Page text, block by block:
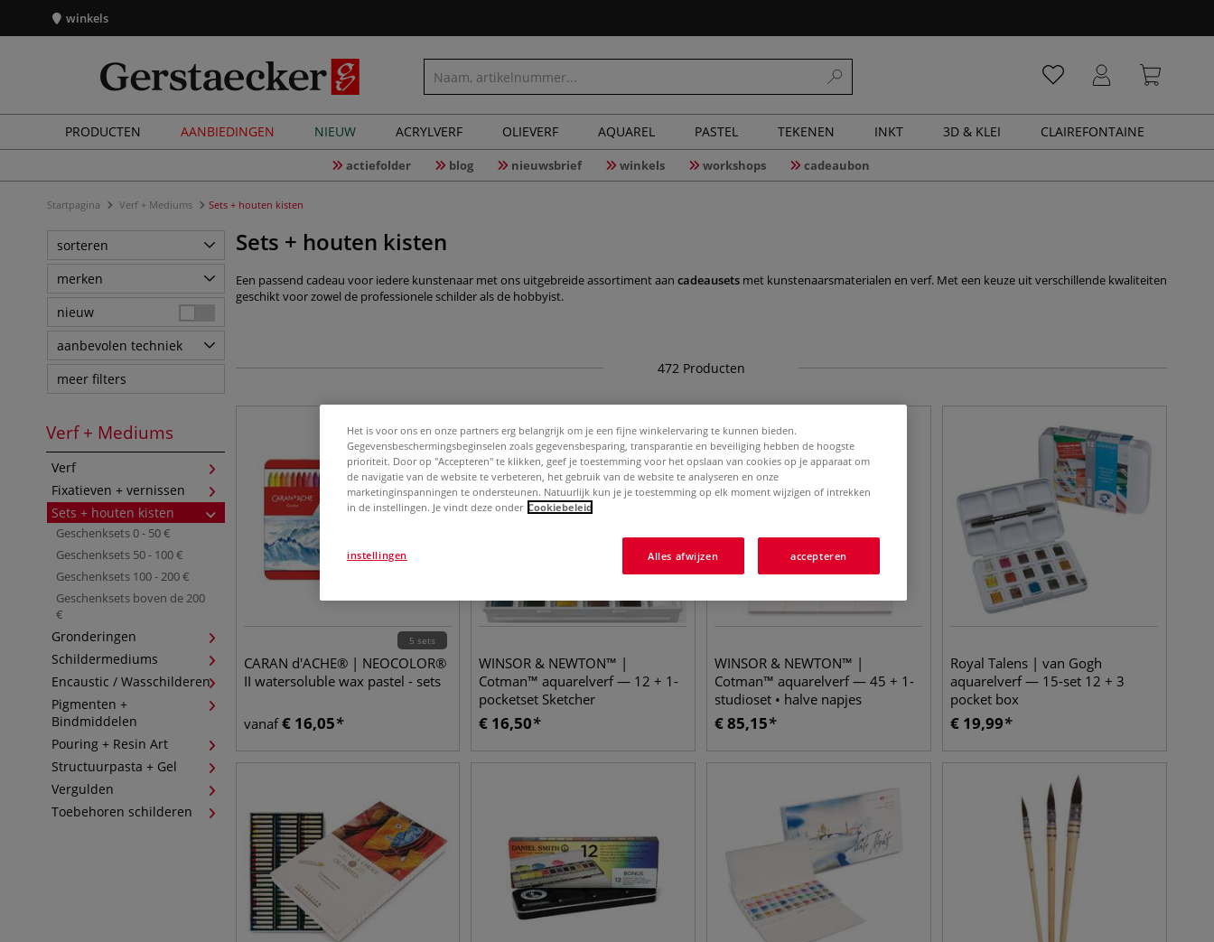
winkels
PRODUCTEN AANBIEDINGEN NIEUW ACRYLVERF OLIEVERF AQUAREL PASTEL TEKENEN INKT 3D & KLEI CLAIREFONTAINE
actiefolder blog nieuwsbrief winkels workshops cadeaubon
Startpagina Verf + Mediums Sets + houten kisten
sorteren
merken
nieuw
aanbevolen techniek
meer filters
Verf + Mediums
Verf
Fixatieven + vernissen
Sets + houten kisten
Geschenksets 0 - 50 €
Geschenksets 50 - 100 €
Geschenksets 100 - 200 €
Geschenksets boven de 200
€
Gronderingen
Schildermediums
Encaustic / Wasschilderen
Pigmenten +
Bindmiddelen
Pouring + Resin Art
Structuurpasta + Gel
Vergulden
Toebehoren schilderen
Sets + houten kisten
Een passend cadeau voor iedere kunstenaar met ons uitgebreide assortiment aan cadeausetsmet kunstenaarsmaterialen en verf. Met een keuze uit verschillende kwaliteiten
geschikt voor zowel de professionele schilder als de hobbyist.
472 Producten
5 sets
CARAN d'ACHE® | NEOCOLOR®
II watersoluble wax pastel - sets
vanaf € 16,05
WINSOR & NEWTON™ |
Cotman™ aquarelverf — 12 + 1-
pocketset Sketcher
€ 16,50
WINSOR & NEWTON™ |
Cotman™ aquarelverf — 45 + 1-
studioset • halve napjes
€85,15
Royal Talens | van Gogh
aquarelverf — 15-set 12 + 3
pocket box
€ 19,99
Het is voor ons en onze partners erg belangrijk om je een fijne winkelervaring te kunnen bieden.
Gegevensbeschermingsbeginselen zoals gegevensbesparing, transparantie en beveiliging hebben de hoogste
prioriteit. Door op "Accepteren" te klikken, geef je toestemming voor het opslaan van cookies op je apparaat om
de navigatie van de website te verbeteren, het gebruik van de website te analyseren en onze
marketinginspanningen te ondersteunen. Natuurlijk kun je je toestemming op elk moment wijzigen of intrekken
in de instellingen. Je vindt deze onder Cookiebeleid
Alles afwijzen accepteren
instellingen